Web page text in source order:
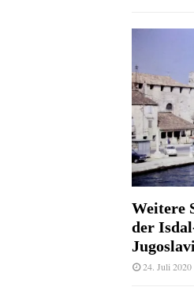
Weitere
der
24. Juli 2020